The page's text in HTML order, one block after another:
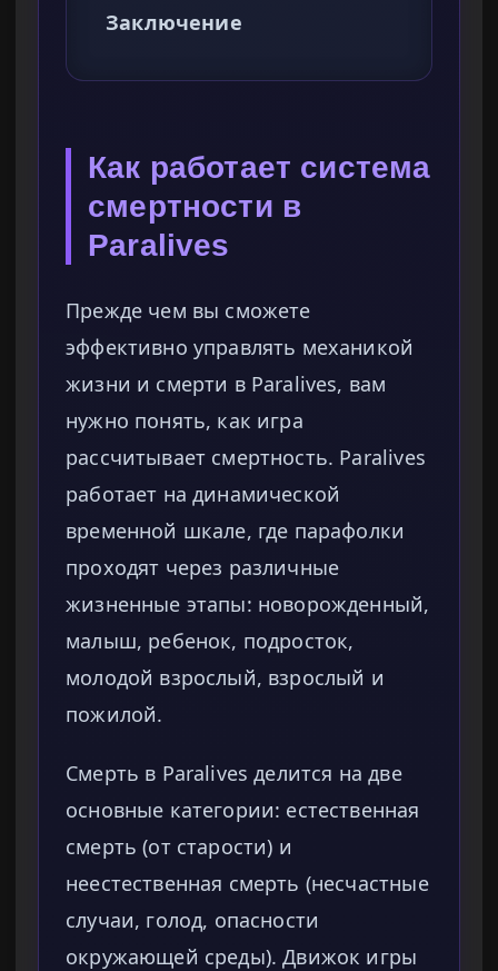
Заключение
Как работает система
смертности в
Paralives
Прежде чем вы сможете
эффективно управлять механикой
жизни и смерти в Paralives, вам
нужно понять, как игра
рассчитывает смертность. Paralives
работает на динамической
временной шкале, где парафолки
проходят через различные
жизненные этапы: новорожденный,
малыш, ребенок, подросток,
молодой взрослый, взрослый и
пожилой.
Смерть в Paralives делится на две
основные категории: естественная
смерть (от старости) и
неестественная смерть (несчастные
случаи, голод, опасности
окружающей среды). Движок игры